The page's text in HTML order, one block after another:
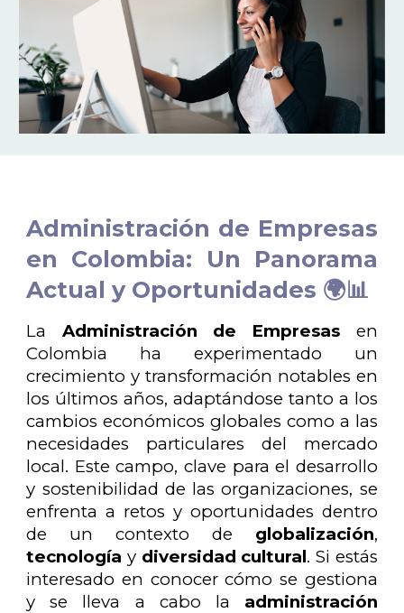
Administración de Empresas
en Colombia: Un Panorama
Actual y Oportunidades 🌍📊
La Administración de Empresas en
Colombia ha experimentado un
crecimiento y transformación notables en
los últimos años, adaptándose tanto a los
cambios económicos globales como a las
necesidades particulares del mercado
local. Este campo, clave para el desarrollo
y sostenibilidad de las organizaciones, se
enfrenta a retos y oportunidades dentro
de un contexto de globalización,
tecnología y diversidad cultural. Si estás
interesado en conocer cómo se gestiona
y se lleva a cabo la administración